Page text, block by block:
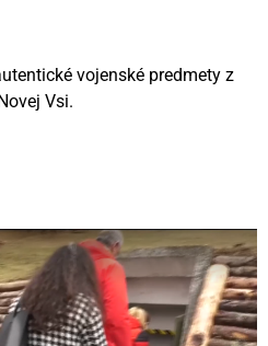
vojenské predmety z
Vsi.